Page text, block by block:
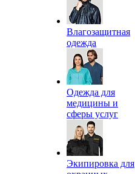
Влагозащитная
одежда
Одежда для
медицины и
сферы услуг
Экипировка для